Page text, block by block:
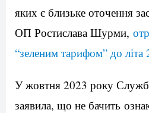
яких є близьке оточення
ОП Ростислава Шурми,
“зеленим тарифом” до літа
У жовтня 2023 року
заявила, що не бачить